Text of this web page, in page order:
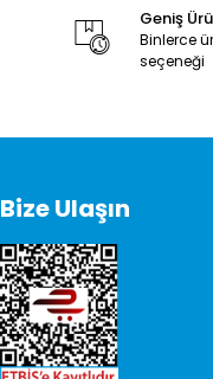
Geniş
Binlerce
seçeneği
Bize Ulaşın